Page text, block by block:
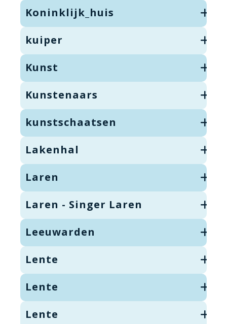
Koninklijk_huis
kuiper
Kunst
Kunstenaars
kunstschaatsen
Lakenhal
Laren
Laren - Singer Laren
Leeuwarden
Lente
Lente
Lente